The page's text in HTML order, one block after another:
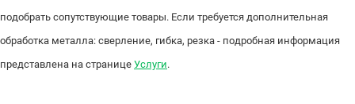
подобрать сопутствующие товары. Если требуется дополнительная
обработка металла: сверление, гибка, резка - подробная информация
представлена на странице Услуги.